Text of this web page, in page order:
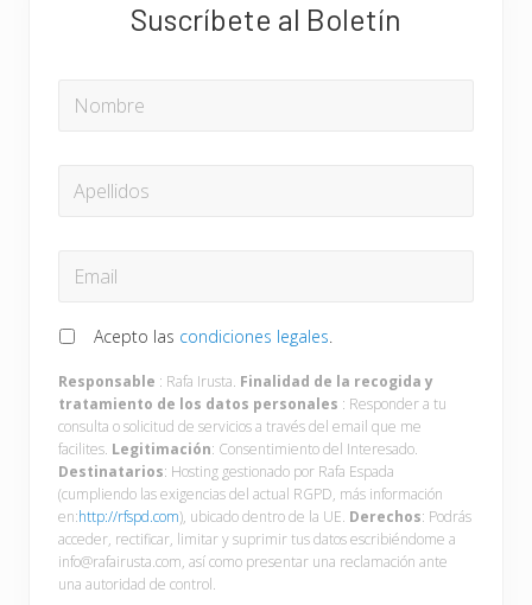
Suscríbete al Boletín
RGPD *
Acepto las condiciones legales.
Responsable : Rafa Irusta. Finalidad de la recogida y
tratamiento de los datos personales : Responder a tu
consulta o solicitud de servicios a través del email que me
facilites. Legitimación: Consentimiento del Interesado.
Destinatarios: Hosting gestionado por Rafa Espada
(cumpliendo las exigencias del actual RGPD, más información
en:http://rfspd.com), ubicado dentro de la UE. Derechos: Podrás
acceder, rectificar, limitar y suprimir tus datos escribiéndome a
info@rafairusta.com, así como presentar una reclamación ante
una autoridad de control.